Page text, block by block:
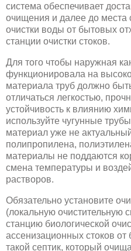
система обеспечивает
очищения и далее до
очистки воды от бытовых
станции очистки стоков.
Для того чтобы наружная
функционировала на
материала труб должно
отличаться легкостью,
устойчивость к влиянию
используйте чугунные
материал уже не
полипропилена,
материалы не поддаются
смена температуры и
растворов.
Обязательно установите
(локальную очистительную
станцию биологической
ассенизационных стоков
такой септик, который